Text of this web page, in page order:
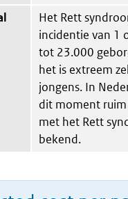
Het Rett
incidentie van 1
tot 23.000
het is extreem
jongens. In
dit moment
met het Rett
bekend.